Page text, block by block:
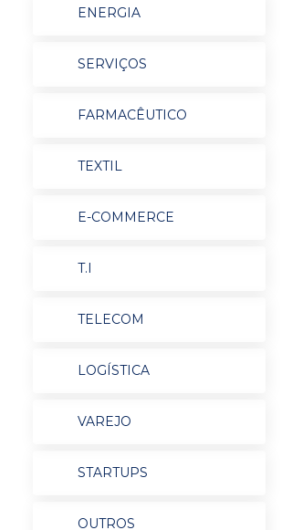
ENERGIA
SERVIÇOS
FARMACÊUTICO
TEXTIL
E-COMMERCE
T.I
TELECOM
LOGÍSTICA
VAREJO
STARTUPS
OUTROS